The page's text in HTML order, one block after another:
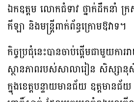
ឯកឧត្តម លោកជំទាវ ថ្នាក់ដឹកនាំ
កីឡា និងមន្ត្រីពាក់ព័ន្ធក្រោមឱវាទ។
កិច្ចប្រជុំនេះបានចាប់ផ្តើមជាមួយការ
ស្ថានភាពរបស់សាលារៀន សិស្ស
ក្នុងខេត្តបន្ទាយមានជ័យ ឧត្តមានជ័